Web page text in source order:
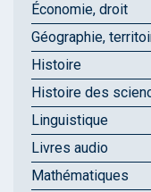
Économie, droit
Géographie,
Histoire
Histoire des
Linguistique
Livres audio
Mathématiques